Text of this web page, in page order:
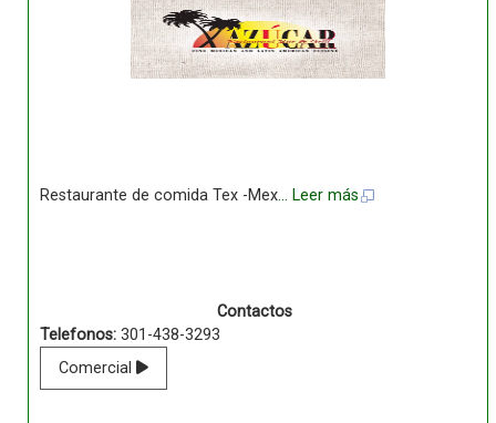
Restaurante de comida Tex -Mex... Leer más
Contactos
Telefonos:301-438-3293
Comercial